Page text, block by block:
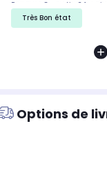
France - Garantie 24
le prix du neuf. - Nous
commandes vers la
Très Bon état
Options de